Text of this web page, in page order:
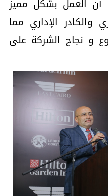
أن العمل بشكل مميز
والكادر الإداري مما
و نجاح الشركة على